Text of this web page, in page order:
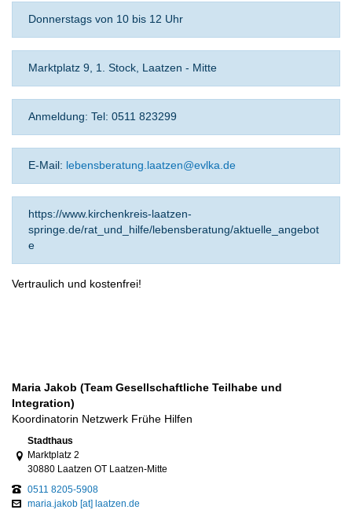
Donnerstags von 10 bis 12 Uhr
Marktplatz 9, 1. Stock, Laatzen - Mitte
Anmeldung: Tel: 0511 823299
E-Mail: lebensberatung.laatzen@evlka.de
https://www.kirchenkreis-laatzen-
springe.de/rat_und_hilfe/lebensberatung/aktuelle_angebot
e
Vertraulich und kostenfrei!
Maria Jakob (Team Gesellschaftliche Teilhabe und
Integration)
Koordinatorin Netzwerk Frühe Hilfen
Link zur Google-Maps Navigation
Stadthaus
Marktplatz 2
30880 Laatzen OT Laatzen-Mitte
0511 8205-5908
maria.jakob [at] laatzen.de